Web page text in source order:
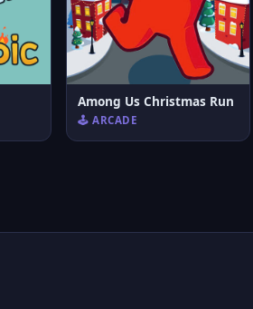
Among Us Christmas Run
🕹️ ARCADE